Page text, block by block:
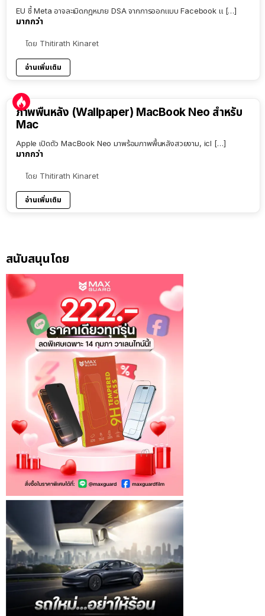
EU ชี้ Meta อาจละเมิดกฎหมาย DSA จากการออกแบบ Facebook แ […]
มากกว่า
โดย Thitirath Kinaret
อ่านเพิ่มเติม
ภาพพื้นหลัง (Wallpaper) MacBook Neo สำหรับ
Mac
Apple เปิดตัว MacBook Neo มาพร้อมภาพพื้นหลังสวยงาม, icl […]
มากกว่า
โดย Thitirath Kinaret
อ่านเพิ่มเติม
สนับสนุนโดย